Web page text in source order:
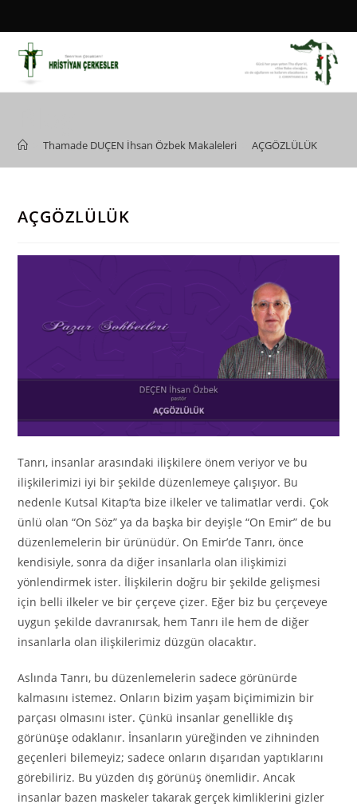
to
content
Thamade DUÇEN İhsan Özbek Makaleleri AÇGÖZLÜLÜK
AÇGÖZLÜLÜK
Tanrı, insanlar arasındaki ilişkilere önem veriyor ve bu
ilişkilerimizi iyi bir şekilde düzenlemeye çalışıyor. Bu
nedenle Kutsal Kitap’ta bize ilkeler ve talimatlar verdi. Çok
ünlü olan “On Söz” ya da başka bir deyişle “On Emir” de bu
düzenlemelerin bir ürünüdür. On Emir’de Tanrı, önce
kendisiyle, sonra da diğer insanlarla olan ilişkimizi
yönlendirmek ister. İlişkilerin doğru bir şekilde gelişmesi
için belli ilkeler ve bir çerçeve çizer. Eğer biz bu çerçeveye
uygun şekilde davranırsak, hem Tanrı ile hem de diğer
insanlarla olan ilişkilerimiz düzgün olacaktır.
Aslında Tanrı, bu düzenlemelerin sadece görünürde
kalmasını istemez. Onların bizim yaşam biçimimizin bir
parçası olmasını ister. Çünkü insanlar genellikle dış
görünüşe odaklanır. İnsanların yüreğinden ve zihninden
geçenleri bilemeyiz; sadece onların dışarıdan yaptıklarını
görebiliriz. Bu yüzden dış görünüş önemlidir. Ancak
insanlar bazen maskeler takarak gerçek kimliklerini gizler